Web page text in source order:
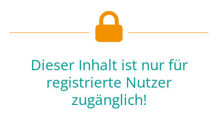
Dieser Inhalt ist nur für
registrierte Nutzer
zugänglich!